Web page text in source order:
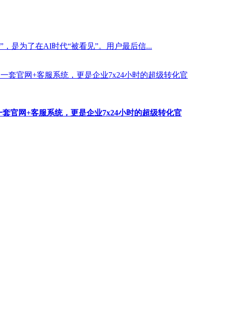
是为了在AI时代“被看见”。用户最后信...
官网+客服系统，更是企业7x24小时的超级转化官